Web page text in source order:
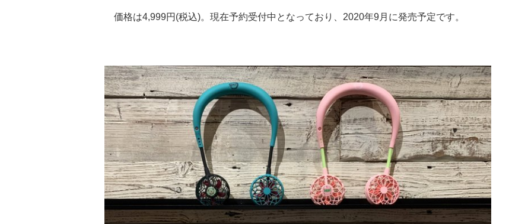
価格は4,999円(税込)。現在予約受付中となっており、2020年9月に発売予定です。